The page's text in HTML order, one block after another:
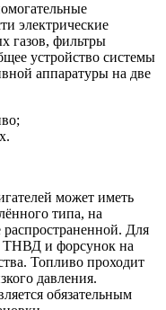
электрические
газов, фильтры
устройство системы
аппаратуры на две
может иметь
типа, на
распространенной. Для
ТНВД и форсунок на
Топливо проходит
давления.
обязательным